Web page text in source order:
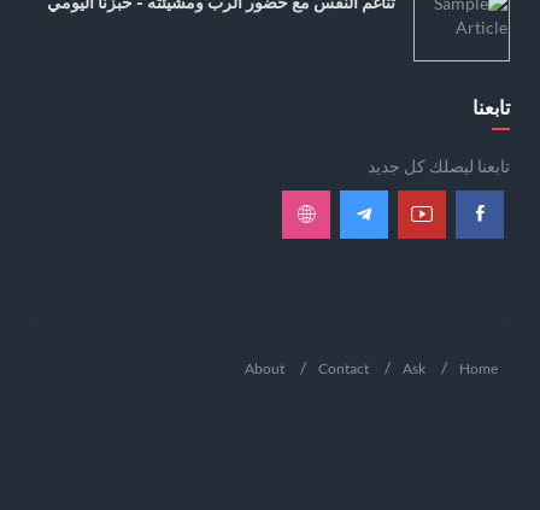
تابعنا
تابعنا ليصلك كل جديد
Home
Ask
Contact
About